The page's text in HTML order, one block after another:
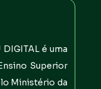
é uma
Superior
Ministério da